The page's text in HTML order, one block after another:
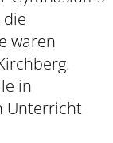
die
waren
in
Unterricht